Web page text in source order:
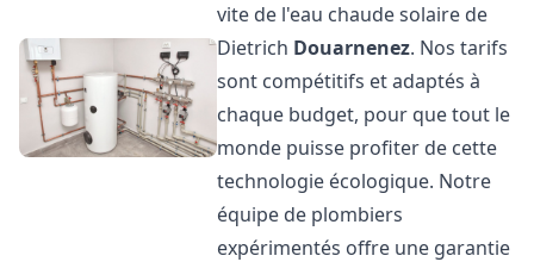
vite de l'eau chaude solaire de
Dietrich Douarnenez. Nos tarifs
sont compétitifs et adaptés à
chaque budget, pour que tout le
monde puisse profiter de cette
technologie écologique. Notre
équipe de plombiers
expérimentés offre une garantie